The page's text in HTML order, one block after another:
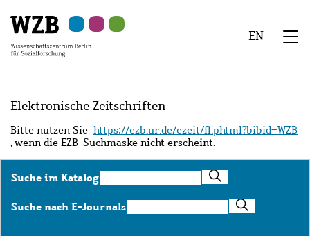
Hauptinhalt
springen
Navigation
springen
Suche
springen
Sekundärnavigation
springen
Fußzeile
springen
EN
Elektronische Zeitschriften
Bitte nutzen Sie https://ezb.ur.de/ezeit/fl.phtml?bibid=WZB
, wenn die EZB-Suchmaske nicht erscheint.
Suche im KatalogSuche
im
Katalog
Suche nach E-JournalsSuche
nach